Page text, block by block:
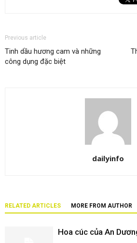
Previous article
Tinh dầu hương cam và những
công dụng đặc biệt
dailyinfo
RELATED ARTICLES MORE FROM AUTHOR
Hoa cúc của An